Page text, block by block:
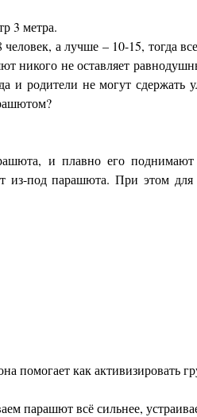
3 метра.
а лучше – 10-15, тогда
никого не оставляет
и родители не могут сдержать
и плавно его
из-под парашюта. При этом для
помогает как активизировать
парашют всё сильнее,